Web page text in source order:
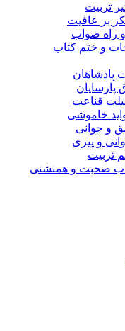
تربیت
بر عافیت
و راه صواب
و ختم کتاب
پادشاهان
پارسایان
قناعت
خاموشى
و جوانى
و پیرى
تربیت
صحبت و همنشنى